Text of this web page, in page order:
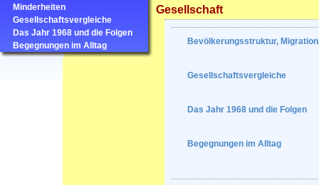
Minderheiten
Gesellschaftsvergleiche
Das Jahr 1968 und die Folgen
Begegnungen im Alltag
Gesellschaft
Bevölkerungsstruktur,
Gesellschaftsvergleiche
Das Jahr 1968 und die Folgen
Begegnungen im Alltag